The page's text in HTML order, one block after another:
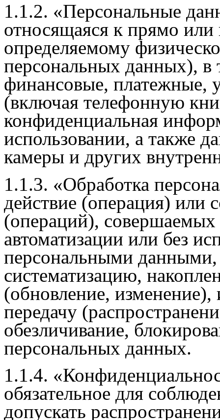
1.1.2. «Персональные
относящаяся к прямо
определяемому
персональных данных), в
финансовые, платежные,
(включая телефонную
конфиденциальная
использовании, а также
камеры и других
1.1.3. «Обработка
действие (операция) или
(операций), совершаемых
автоматизации или без
персональными данными,
систематизацию,
(обновление, изменение),
передачу
обезличивание,
персональных данных.
1.1.4.
обязательное для
допускать